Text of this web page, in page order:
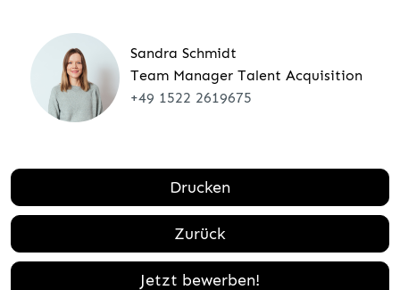
Sandra Schmidt
Team Manager Talent Acquisition
+49 1522 2619675
Drucken
Zurück
Jetzt bewerben!